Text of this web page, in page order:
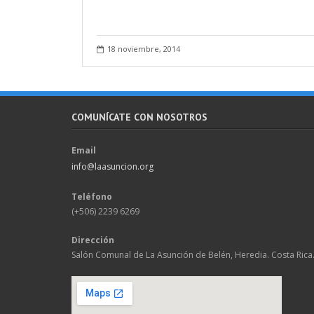
18 noviembre, 2014
COMUNÍCATE CON NOSOTROS
Email
info@laasuncion.org
Teléfono
(+506) 2239 6269
Dirección
Salón Comunal de La Asunción de Belén, Heredia. Costa Rica.